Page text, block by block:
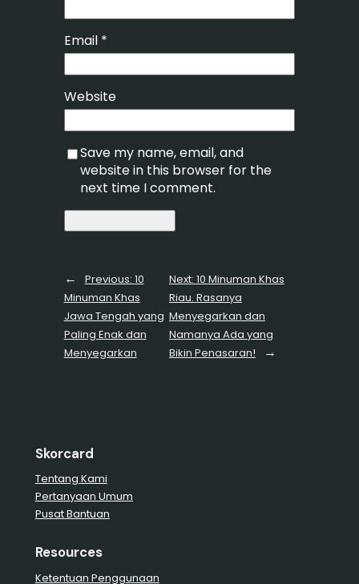
Email *
Website
Save my name, email, and
website in this browser for the
next time I comment.
← Previous: 10
Minuman Khas
Jawa Tengah yang
Paling Enak dan
Menyegarkan
Next: 10 Minuman Khas
Riau. Rasanya
Menyegarkan dan
Namanya Ada yang
Bikin Penasaran!
→
Skorcard
Tentang Kami
Pertanyaan Umum
Pusat Bantuan
Resources
Ketentuan Penggunaan